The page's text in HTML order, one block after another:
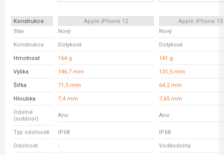
Konstrukce Apple iPhone 12
Apple iPhone
Stav
Nový Nový
Konstrukce Dotyková Dotyková
Hmotnost 164 g 141 g
Výška 146,7 mm 131,5 mm
Šířka 71,5 mm 64,2 mm
Hloubka 7,4 mm 7,65 mm
Odolné
(outdoor)
Ano Ano
Typ odolnosti IP68 IP68
Odolnost - Voděodolný